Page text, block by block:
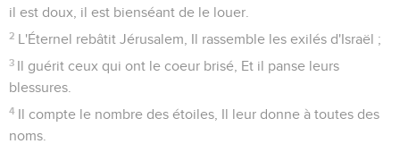
il est doux, il est bienséant de le louer.
2 L'Éternel rebâtit Jérusalem, Il rassemble les exilés d'Israël ;
3 Il guérit ceux qui ont le coeur brisé, Et il panse leurs
blessures.
4 Il compte le nombre des étoiles, Il leur donne à toutes des
noms.